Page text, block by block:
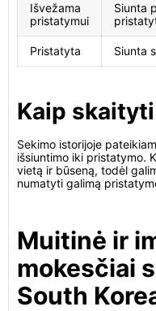
Išvežama
pristatymui
Siunta
Pristatyta Siunta
Kaip
Sekimo istorijoje
išsiuntimo iki pristatymo.
vietą ir būseną, todėl
numatyti galimą
Muitinė ir
mokesčiai
South